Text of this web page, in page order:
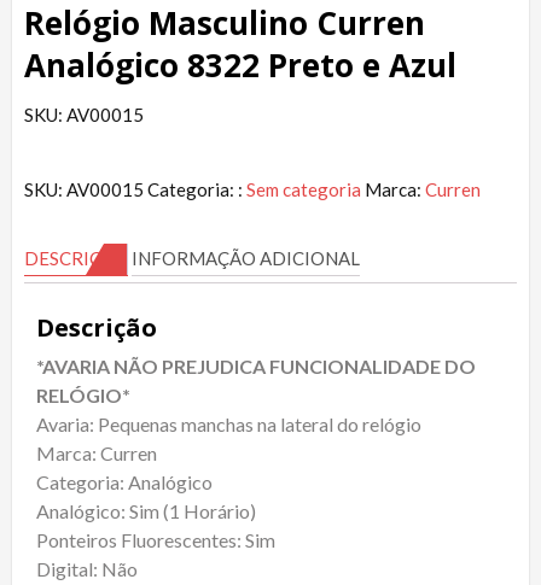
Relógio Masculino Curren
Analógico 8322 Preto e Azul
SKU: AV00015
SKU: AV00015 Categoria: : Sem categoria Marca: Curren
DESCRIÇÃO INFORMAÇÃO ADICIONAL
Descrição
*AVARIA NÃO PREJUDICA FUNCIONALIDADE DO
RELÓGIO*
Avaria: Pequenas manchas na lateral do relógio
Marca: Curren
Categoria: Analógico
Analógico: Sim (1 Horário)
Ponteiros Fluorescentes: Sim
Digital: Não